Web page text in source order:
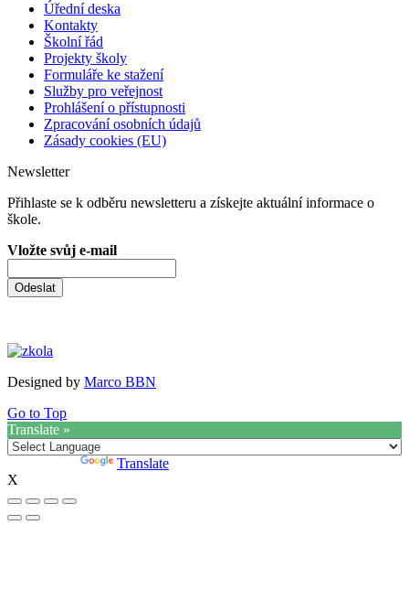
Úřední deska
Kontakty
Školní řád
Projekty školy
Formuláře ke stažení
Služby pro veřejnost
Prohlášení o přístupnosti
Zpracování osobních údajů
Zásady cookies (EU)
Newsletter
Přihlaste se k odběru newsletteru a získejte aktuální informace o
škole.
Vložte svůj e-mail
Odeslat
Designed by Marco BBN
Go to Top
Translate »
Translate
X